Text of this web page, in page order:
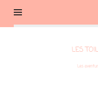
Les
toiles